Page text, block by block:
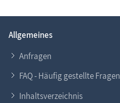
Allgemeines
Anfragen
FAQ - Häufig gestellte Fragen
Inhaltsverzeichnis